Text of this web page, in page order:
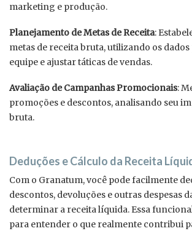
marketing e produção.
Planejamento de Metas de Receita:
metas de receita bruta, utilizando os
equipe e ajustar táticas de vendas.
Avaliação de Campanhas Promocionais:
promoções e descontos, analisando seu
bruta.
Deduções e Cálculo da Receita
Com o Granatum, você pode facilmente
descontos, devoluções e outras despesas
determinar a receita líquida. Essa
para entender o que realmente contribui